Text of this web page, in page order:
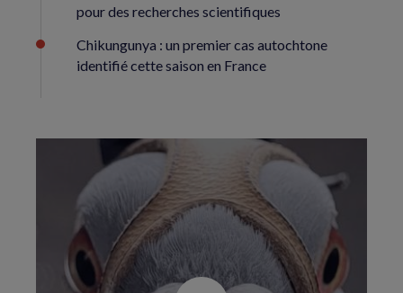
pour des recherches scientifiques
Chikungunya : un premier cas autochtone
identifié cette saison en France